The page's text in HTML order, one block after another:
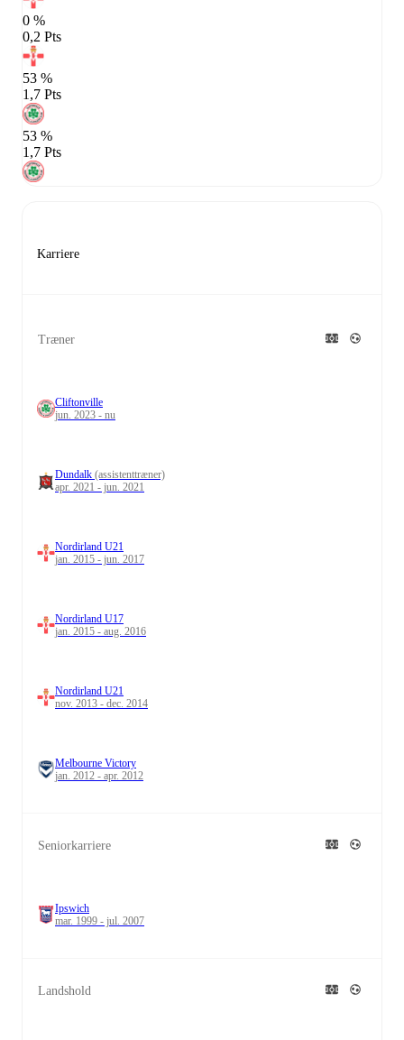
0 %
0,2 Pts
53 %
1,7 Pts
53 %
1,7 Pts
Karriere
Træner
Cliftonville
jun. 2023 - nu
Dundalk (assistenttræner)
apr. 2021 - jun. 2021
Nordirland U21
jan. 2015 - jun. 2017
Nordirland U17
jan. 2015 - aug. 2016
Nordirland U21
nov. 2013 - dec. 2014
Melbourne Victory
jan. 2012 - apr. 2012
Seniorkarriere
Ipswich
mar. 1999 - jul. 2007
Landshold